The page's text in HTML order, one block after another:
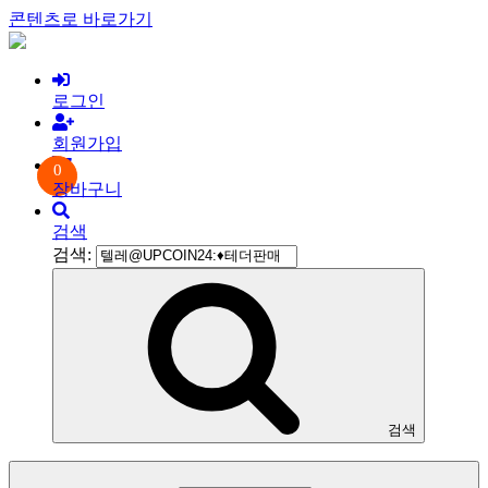
콘텐츠로 바로가기
로그인
회원가입
0
장바구니
검색
검색:
검색